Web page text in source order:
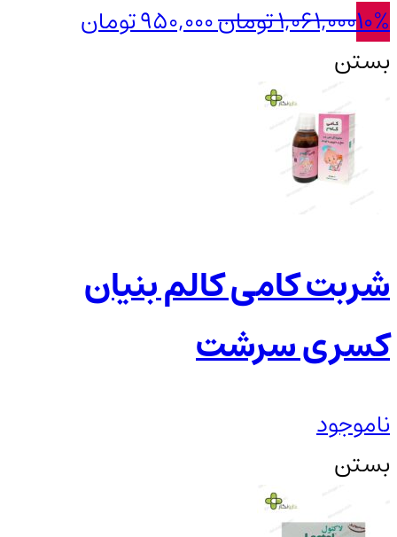
10%
1,061,000تومانقیمت
950,000تومان
بستن
شربت کامی کالم بنیان
کسری سرشت
ناموجود
بستن